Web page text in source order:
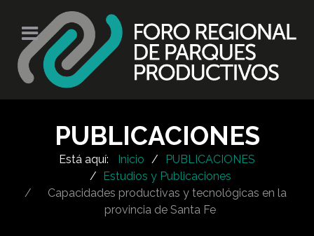
PUBLICACIONES
Está aquí: Inicio
PUBLICACIONES
Estudios y Publicaciones
Capacidades productivas y tecnológicas en la
provincia de Santa Fe